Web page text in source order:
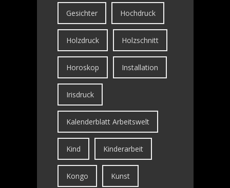
Gesichter Hochdruck
Holzdruck Holzschnitt
Horoskop Installation
Irisdruck
Kalenderblatt Arbeitswelt
Kind Kinderarbeit
Kongo Kunst